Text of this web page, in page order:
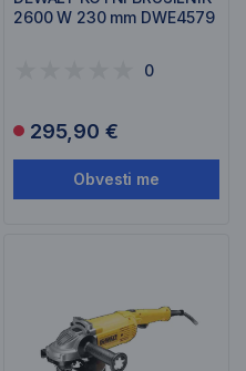
2600 W 230 mm DWE4579
0
295,90 €
Obvesti me